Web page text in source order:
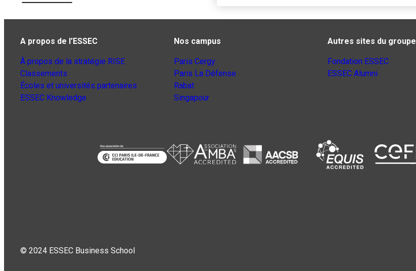
A propos de l’ESSEC
À propos de la stratégie RISE
Classements
Écoles et universités partenaires
ESSEC Knowledge
Nos campus
Paris Cergy
Paris La Défense
Rabat
Singapour
Autres sites du groupe
Fondation ESSEC
ESSEC Alumni
© 2024 ESSEC Business School